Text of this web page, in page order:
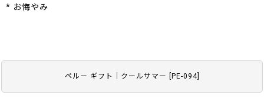
ペルー ギフト｜クールサマー PE-094]
* お悔やみ